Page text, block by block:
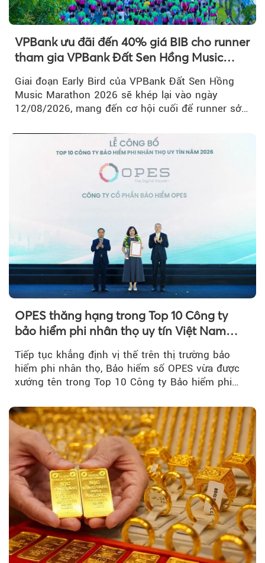
VPBank ưu đãi đến 40% giá BIB cho runner
tham gia VPBank Đất Sen Hồng Music
Giai đoạn Early Bird của VPBank Đất Sen Hồng
Music Marathon 2026 sẽ khép lại vào ngày
12/08/2026, mang đến cơ hội cuối để runner sở
OPES thăng hạng trong Top 10 Công ty
bảo hiểm phi nhân thọ uy tín Việt Nam
Tiếp tục khẳng định vị thế trên thị trường bảo
hiểm phi nhân thọ, Bảo hiểm số OPES vừa được
xướng tên trong Top 10 Công ty Bảo hiểm phi